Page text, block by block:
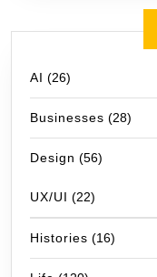
AI (26)
Businesses (28)
Design (56)
UX/UI (22)
Histories (16)